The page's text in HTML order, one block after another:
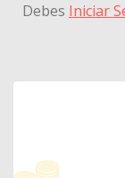
Debes Iniciar